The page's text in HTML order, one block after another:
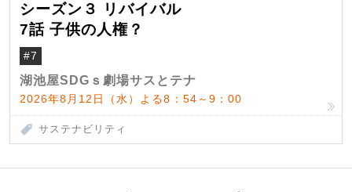
シーズン３ リバイバル
7話 子供の人権？
#7
湖池屋SDGｓ劇場サスとテナ
2026年8月12日（水）よる8：54～9：00
サステナビリティ